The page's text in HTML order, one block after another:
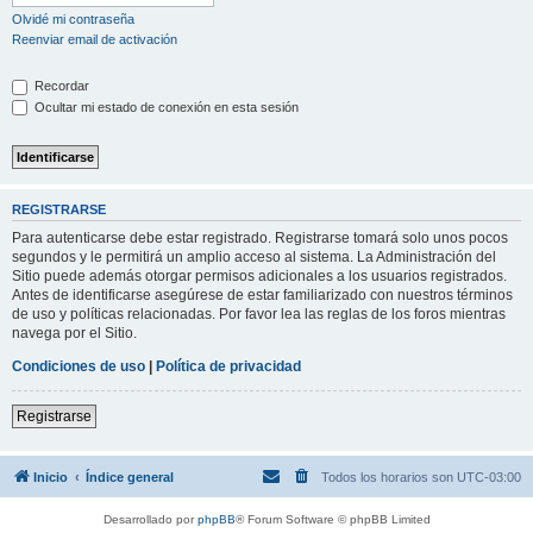
Olvidé mi contraseña
Reenviar email de activación
Recordar
Ocultar mi estado de conexión en esta sesión
REGISTRARSE
Para autenticarse debe estar registrado. Registrarse tomará solo unos pocos
segundos y le permitirá un amplio acceso al sistema. La Administración del
Sitio puede además otorgar permisos adicionales a los usuarios registrados.
Antes de identificarse asegúrese de estar familiarizado con nuestros términos
de uso y políticas relacionadas. Por favor lea las reglas de los foros mientras
navega por el Sitio.
Condiciones de uso | Política de privacidad
Registrarse
Inicio Índice general Todos los horarios son UTC-03:00
Desarrollado porphpBB® Forum Software © phpBB Limited